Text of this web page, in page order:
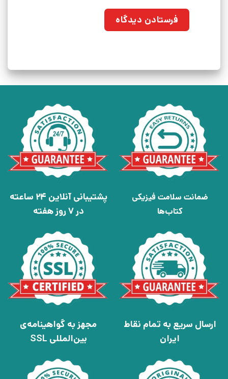
ضمانت سلامت فیزیکی
کتاب‌ها
پشتیبانی آنلاین 24 ساعته
در 7 روز هفته
ارسال سریع به تمام نقاط
ایران
مجهز به گواهینامه‌ی
بین‌المللی SSL